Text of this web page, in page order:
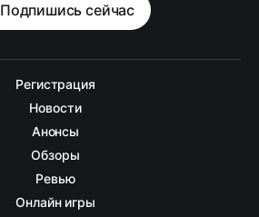
Подпишись сейчас
Регистрация
Новости
Анонсы
Обзоры
Ревью
Онлайн игры